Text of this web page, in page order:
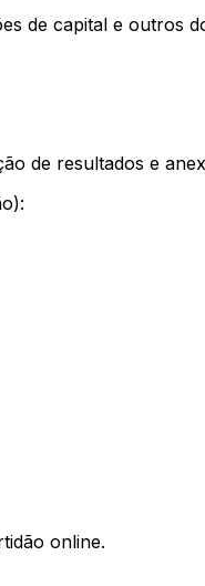
de capital e outros
de resultados e
online.